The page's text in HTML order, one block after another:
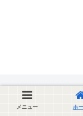
メニュー ホ